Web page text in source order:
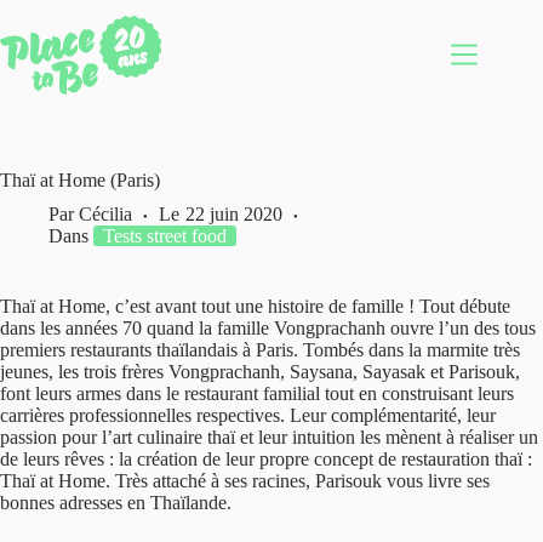
au
contenu
Thaï at Home (Paris)
Par Cécilia Le 22 juin 2020
Dans
Tests street food
Thaï at Home, c’est avant tout une histoire de famille ! Tout débute
dans les années 70 quand la famille Vongprachanh ouvre l’un des tous
premiers restaurants thaïlandais à Paris. Tombés dans la marmite très
jeunes, les trois frères Vongprachanh, Saysana, Sayasak et Parisouk,
font leurs armes dans le restaurant familial tout en construisant leurs
carrières professionnelles respectives. Leur complémentarité, leur
passion pour l’art culinaire thaï et leur intuition les mènent à réaliser un
de leurs rêves : la création de leur propre concept de restauration thaï :
Thaï at Home. Très attaché à ses racines, Parisouk vous livre ses
bonnes adresses en Thaïlande.